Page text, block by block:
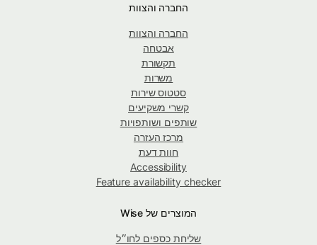
החברה והצוות
החברה והצוות
אבטחה
תקשורת
משרות
סטטוס שירות
קשרי משקיעים
שותפים ושותפויות
מרכז העזרה
חוות דעת
Accessibility
Feature availability checker
המוצרים של Wise
שליחת כספים לחו״ל